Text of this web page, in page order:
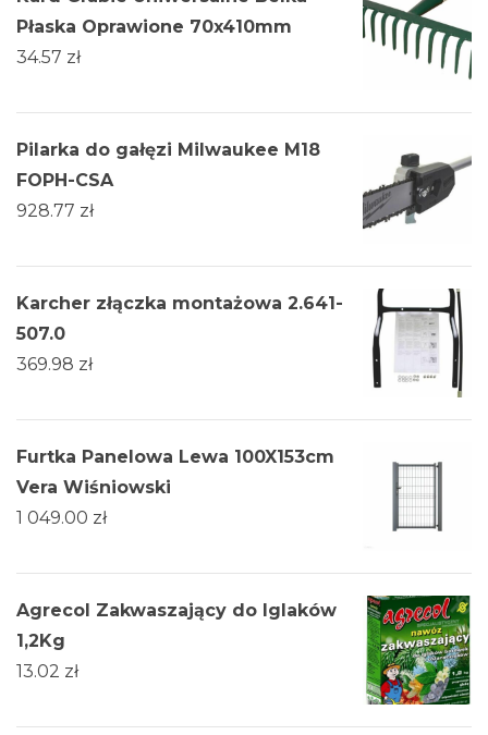
Płaska Oprawione 70x410mm
34.57 zł
Pilarka do gałęzi Milwaukee M18
FOPH-CSA
928.77 zł
Karcher złączka montażowa 2.641-
507.0
369.98 zł
Furtka Panelowa Lewa 100X153cm
Vera Wiśniowski
1 049.00 zł
Agrecol Zakwaszający do Iglaków
1,2Kg
13.02 zł